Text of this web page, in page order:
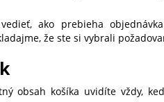
ako prebieha
že ste si vybrali
obsah košíka uvidíte vždy,